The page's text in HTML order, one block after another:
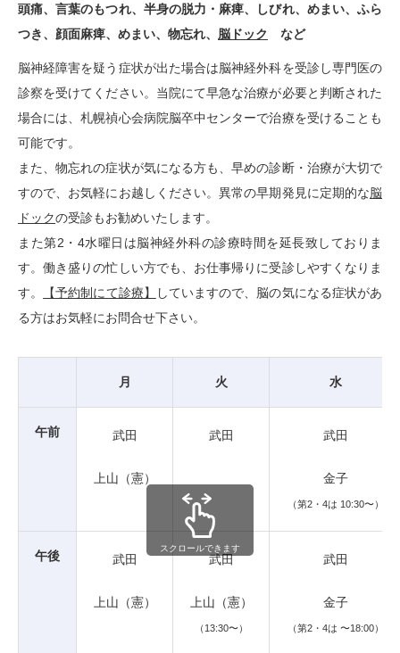
頭痛、言葉のもつれ、半身の脱力・麻痺、しびれ、めまい、ふら
つき、顔面麻痺、めまい、物忘れ、 脳ドック など
脳神経障害を疑う症状が出た場合は脳神経外科を受診し専門医の
診察を受けてください。当院にて早急な治療が必要と判断された
場合には、札幌禎心会病院脳卒中センターで治療を受けることも
可能です。
また、物忘れの症状が気になる方も、早めの診断・治療が大切で
すので、お気軽にお越しください。異常の早期発見に定期的な脳
ドックの受診もお勧めいたします。
また第2・4水曜日は脳神経外科の診療時間を延長致しておりま
す。働き盛りの忙しい方でも、お仕事帰りに受診しやすくなりま
す。
【予約制にて診療】
していますので、脳の気になる症状があ
る方はお気軽にお問合せ下さい。
月 火 水
午前 武田
上山（憲）
武田 武田
金子
（第2・4は 10:30〜）
午後 武田
上山（憲）
武田
上山（憲）
（13:30〜）
武田
金子
（第2・4は 〜18:00）
スクロールできます